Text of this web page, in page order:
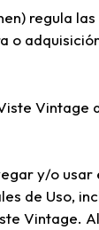
regula
o
Vintage
y/o usar
de Uso,
Vintage.